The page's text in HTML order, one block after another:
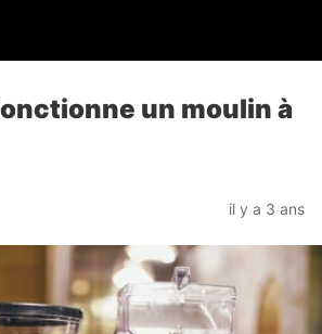
un moulin à
il y a 3 ans